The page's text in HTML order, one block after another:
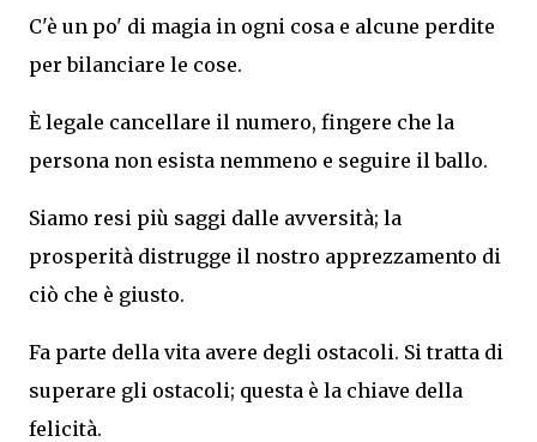
C'è un po' di magia in ogni cosa e alcune perdite
per bilanciare le cose.
È legale cancellare il numero, fingere che la
persona non esista nemmeno e seguire il ballo.
Siamo resi più saggi dalle avversità; la
prosperità distrugge il nostro apprezzamento di
ciò che è giusto.
Fa parte della vita avere degli ostacoli. Si tratta di
superare gli ostacoli; questa è la chiave della
felicità.